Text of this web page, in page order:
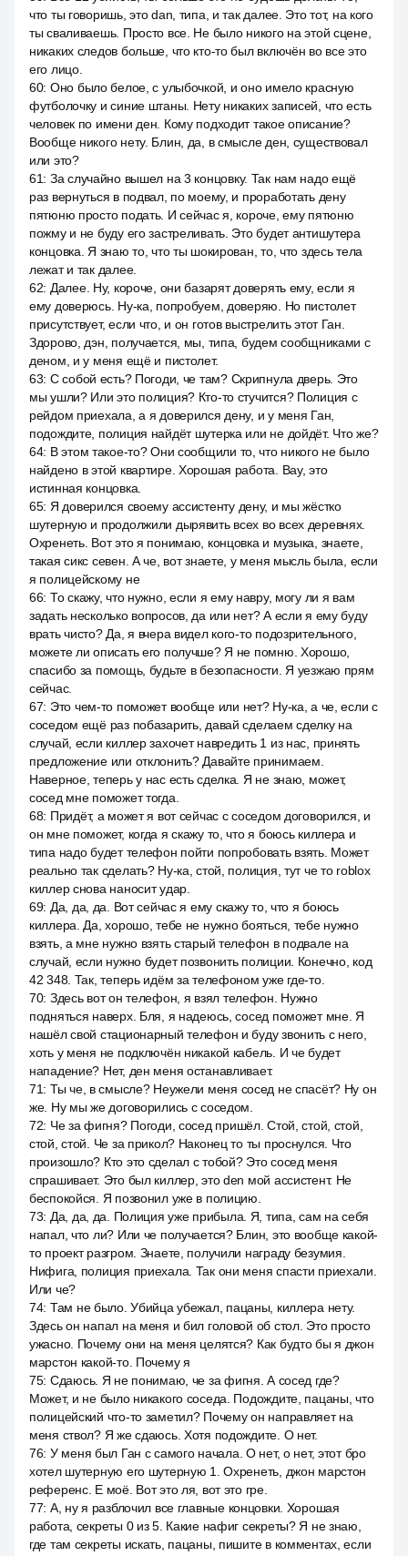
что ты говоришь, это dan, типа, и так далее. Это тот, на кого
ты сваливаешь. Просто все. Не было никого на этой сцене,
никаких следов больше, что кто-то был включён во все это
его лицо.
60: Оно было белое, с улыбочкой, и оно имело красную
футболочку и синие штаны. Нету никаких записей, что есть
человек по имени ден. Кому подходит такое описание?
Вообще никого нету. Блин, да, в смысле ден, существовал
или это?
61: За случайно вышел на 3 концовку. Так нам надо ещё
раз вернуться в подвал, по моему, и проработать дену
пятюню просто подать. И сейчас я, короче, ему пятюню
пожму и не буду его застреливать. Это будет антишутера
концовка. Я знаю то, что ты шокирован, то, что здесь тела
лежат и так далее.
62: Далее. Ну, короче, они базарят доверять ему, если я
ему доверюсь. Ну-ка, попробуем, доверяю. Но пистолет
присутствует, если что, и он готов выстрелить этот Ган.
Здорово, дэн, получается, мы, типа, будем сообщниками с
деном, и у меня ещё и пистолет.
63: С собой есть? Погоди, че там? Скрипнула дверь. Это
мы ушли? Или это полиция? Кто-то стучится? Полиция с
рейдом приехала, а я доверился дену, и у меня Ган,
подождите, полиция найдёт шутерка или не дойдёт. Что же?
64: В этом такое-то? Они сообщили то, что никого не было
найдено в этой квартире. Хорошая работа. Вау, это
истинная концовка.
65: Я доверился своему ассистенту дену, и мы жёстко
шутерную и продолжили дырявить всех во всех деревнях.
Охренеть. Вот это я понимаю, концовка и музыка, знаете,
такая сикс севен. А че, вот знаете, у меня мысль была, если
я полицейскому не
66: То скажу, что нужно, если я ему навру, могу ли я вам
задать несколько вопросов, да или нет? А если я ему буду
врать чисто? Да, я вчера видел кого-то подозрительного,
можете ли описать его получше? Я не помню. Хорошо,
спасибо за помощь, будьте в безопасности. Я уезжаю прям
сейчас.
67: Это чем-то поможет вообще или нет? Ну-ка, а че, если с
соседом ещё раз побазарить, давай сделаем сделку на
случай, если киллер захочет навредить 1 из нас, принять
предложение или отклонить? Давайте принимаем.
Наверное, теперь у нас есть сделка. Я не знаю, может,
сосед мне поможет тогда.
68: Придёт, а может я вот сейчас с соседом договорился, и
он мне поможет, когда я скажу то, что я боюсь киллера и
типа надо будет телефон пойти попробовать взять. Может
реально так сделать? Ну-ка, стой, полиция, тут че то roblox
киллер снова наносит удар.
69: Да, да, да. Вот сейчас я ему скажу то, что я боюсь
киллера. Да, хорошо, тебе не нужно бояться, тебе нужно
взять, а мне нужно взять старый телефон в подвале на
случай, если нужно будет позвонить полиции. Конечно, код
42 348. Так, теперь идём за телефоном уже где-то.
70: Здесь вот он телефон, я взял телефон. Нужно
подняться наверх. Бля, я надеюсь, сосед поможет мне. Я
нашёл свой стационарный телефон и буду звонить с него,
хоть у меня не подключён никакой кабель. И че будет
нападение? Нет, ден меня останавливает.
71: Ты че, в смысле? Неужели меня сосед не спасёт? Ну он
же. Ну мы же договорились с соседом.
72: Че за фигня? Погоди, сосед пришёл. Стой, стой, стой,
стой, стой. Че за прикол? Наконец то ты проснулся. Что
произошло? Кто это сделал с тобой? Это сосед меня
спрашивает. Это был киллер, это den мой ассистент. Не
беспокойся. Я позвонил уже в полицию.
73: Да, да, да. Полиция уже прибыла. Я, типа, сам на себя
напал, что ли? Или че получается? Блин, это вообще какой-
то проект разгром. Знаете, получили награду безумия.
Нифига, полиция приехала. Так они меня спасти приехали.
Или че?
74: Там не было. Убийца убежал, пацаны, киллера нету.
Здесь он напал на меня и бил головой об стол. Это просто
ужасно. Почему они на меня целятся? Как будто бы я джон
марстон какой-то. Почему я
75: Сдаюсь. Я не понимаю, че за фигня. А сосед где?
Может, и не было никакого соседа. Подождите, пацаны, что
полицейский что-то заметил? Почему он направляет на
меня ствол? Я же сдаюсь. Хотя подождите. О нет.
76: У меня был Ган с самого начала. О нет, о нет, этот бро
хотел шутерную его шутерную 1. Охренеть, джон марстон
референс. Е моё. Вот это ля, вот это гре.
77: А, ну я разблочил все главные концовки. Хорошая
работа, секреты 0 из 5. Какие нафиг секреты? Я не знаю,
где там секреты искать, пацаны, пишите в комментах, если